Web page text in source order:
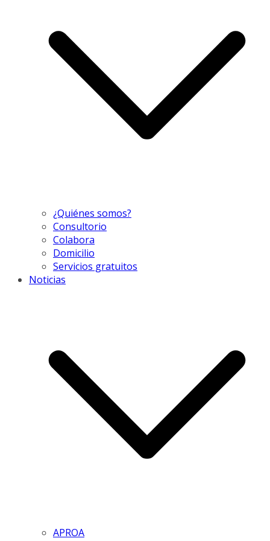
¿Quiénes somos?
Consultorio
Colabora
Domicilio
Servicios gratuitos
Noticias
APROA